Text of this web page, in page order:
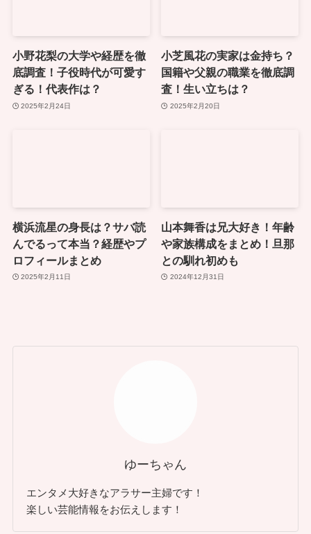
小野花梨の大学や経歴を徹
底調査！子役時代が可愛す
ぎる！代表作は？
2025年2月24日
小芝風花の実家は金持ち？
国籍や父親の職業を徹底調
査！生い立ちは？
2025年2月20日
横浜流星の身長は？サバ読
んでるって本当？経歴やプ
ロフィールまとめ
2025年2月11日
山本舞香は兄大好き！年齢
や家族構成をまとめ！旦那
との馴れ初めも
2024年12月31日
ゆーちゃん
エンタメ大好きなアラサー主婦です！
楽しい芸能情報をお伝えします！